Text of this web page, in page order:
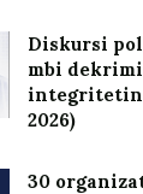
Diskursi
mbi
2026)
30